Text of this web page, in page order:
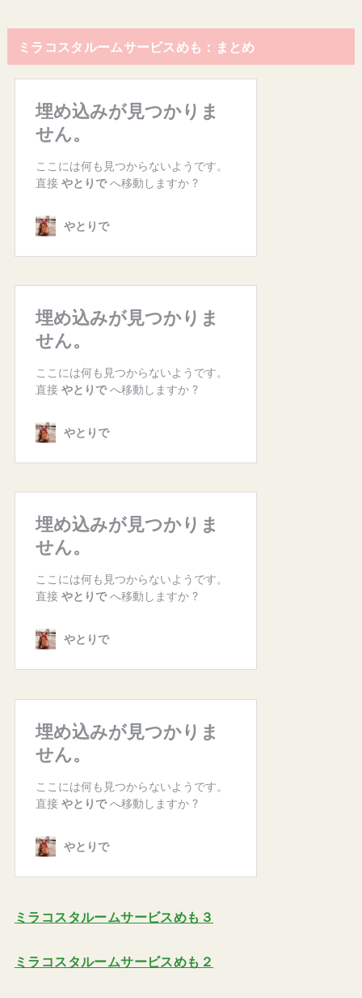
ミラコスタルームサービスめも：まとめ
ミラコスタルームサービスめも３
ミラコスタルームサービスめも２